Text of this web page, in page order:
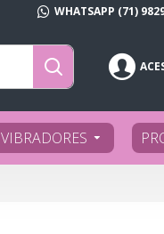
WHATSAPP (71)
VIBRADORES